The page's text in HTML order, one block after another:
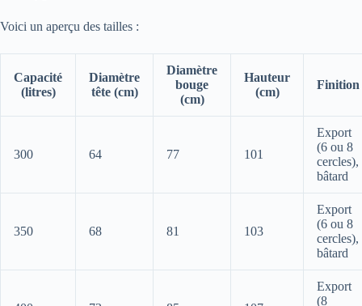
Voici un aperçu des tailles :
Capacité
(litres)
Diamètre
tête (cm)
Diamètre
bouge
(cm)
Hauteur
(cm)
Finition
300 64 77 101
Export
(6 ou 8
cercles),
bâtard
350 68 81 103
Export
(6 ou 8
cercles),
bâtard
Export
(8